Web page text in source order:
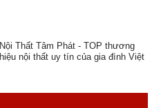
Nội Thất Tâm Phát - TOP thương
hiệu nội thất uy tín của gia đình Việt